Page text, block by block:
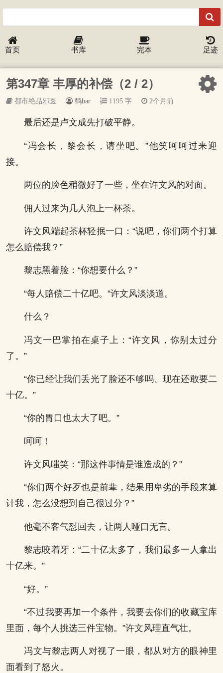
首页 书库 完本 足迹
第347章 丰厚的补偿（2 / 2）
都市绝品邪医 鹤bar 1195 字 2个月前
最后还是卢文成先打破平静。
“冯会长，黎会长，请坐吧。”他笑呵呵过来迎
接。
两位的脸色稍微好了一些，坐在许文风的对面。
佣人过来为几人泡上一杯茶。
许文风端起茶杯轻抿一口：“说吧，你们两个打算
怎么赔偿我？”
黎志黑着脸：“你想要什么？”
“每人赔偿二十亿吧。”许文风淡淡道。
什么？
冯文一巴掌拍在桌子上：“许文风，你别太过分
了。”
“你已经让我们丢光了脸还不够吗、现在还敢要二
十亿。”
“你的胃口也太大了吧。”
呵呵！
许文风嗤笑：“那这件事情是谁造成的？”
“你们两个好歹也是前辈，结果用卑劣的手段来算
计我，怎么没想到自己很过分？”
他毫不客气怼回去，让两人哑口无言。
黎志咬着牙：“二十亿太多了，我们最多一人拿出
十亿来。”
“好。”
“不过我要再加一个条件，我要去你们的收藏宝库
里面，每个人挑选三件宝物。”许文风理直气壮。
冯文与黎志两人对视了一眼，都从对方的眼神里
面看到了怒火。